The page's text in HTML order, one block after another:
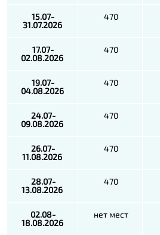
15.07-
31.07.2026
470
17.07-
02.08.2026
470
19.07-
04.08.2026
470
24.07-
09.08.2026
470
26.07-
11.08.2026
470
28.07-
13.08.2026
470
02.08-
18.08.2026
нет мест